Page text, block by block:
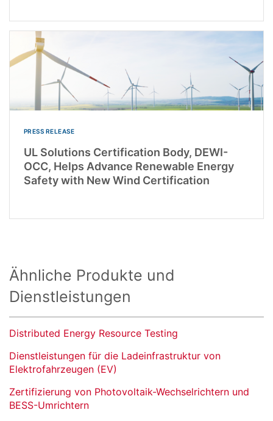
PRESS RELEASE
UL Solutions Certification Body, DEWI-
OCC, Helps Advance Renewable Energy
Safety with New Wind Certification
Ähnliche Produkte und
Dienstleistungen
Distributed Energy Resource Testing
Dienstleistungen für die Ladeinfrastruktur von
Elektrofahrzeugen (EV)
Zertifizierung von Photovoltaik-Wechselrichtern und
BESS-Umrichtern